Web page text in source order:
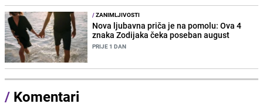
/ZANIMLJIVOSTI
Nova ljubavna priča je na pomolu: Ova 4
znaka Zodijaka čeka poseban august
PRIJE 1 DAN
/ Komentari